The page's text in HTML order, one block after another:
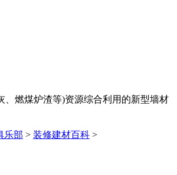
、燃煤炉渣等)资源综合利用的新型墙材
乐部 > 装修建材百科 >